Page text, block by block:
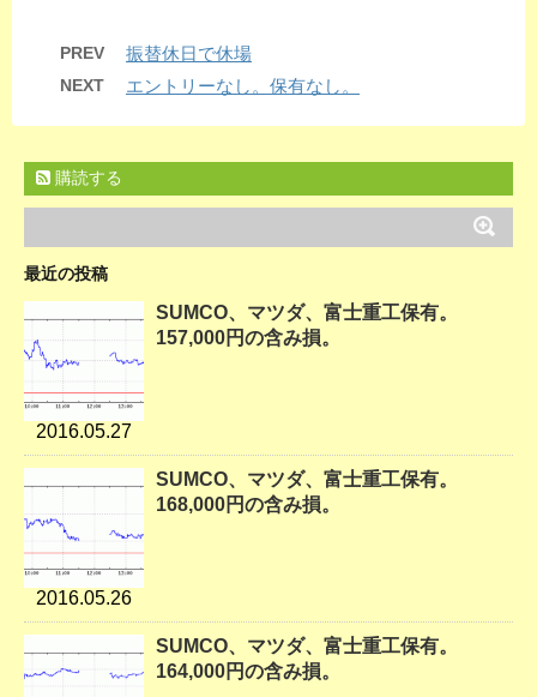
PREV 振替休日で休場
NEXT エントリーなし。保有なし。
購読する
最近の投稿
2016.05.27
SUMCO、マツダ、富士重工保有。
157,000円の含み損。
2016.05.26
SUMCO、マツダ、富士重工保有。
168,000円の含み損。
SUMCO、マツダ、富士重工保有。
164,000円の含み損。